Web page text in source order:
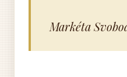
Markéta